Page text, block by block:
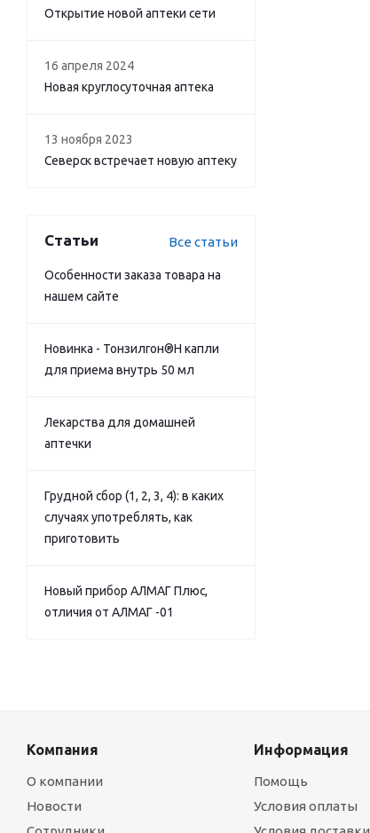
Открытие новой аптеки сети
16 апреля 2024
Новая круглосуточная аптека
13 ноября 2023
Северск встречает новую аптеку
Статьи Все статьи
Особенности заказа товара на
нашем сайте
Новинка - Тонзилгон®Н капли
для приема внутрь 50 мл
Лекарства для домашней
аптечки
Грудной сбор (1, 2, 3, 4): в каких
случаях употреблять, как
приготовить
Новый прибор АЛМАГ Плюс,
отличия от АЛМАГ -01
Компания
О компании
Новости
Информация
Помощь
Условия оплаты